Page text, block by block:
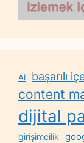
AI başarılı
content
dijital
girişimcilik